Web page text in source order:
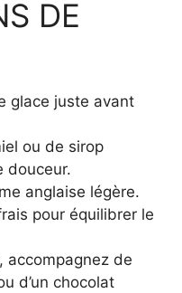
DE
glace juste avant
ou de sirop
douceur.
anglaise légère.
pour équilibrer le
accompagnez de
d’un chocolat